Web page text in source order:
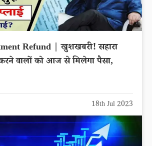
Refund | खुशखबरी! सहारा
वालों को आज से मिलेगा पैसा,
18th Jul 2023